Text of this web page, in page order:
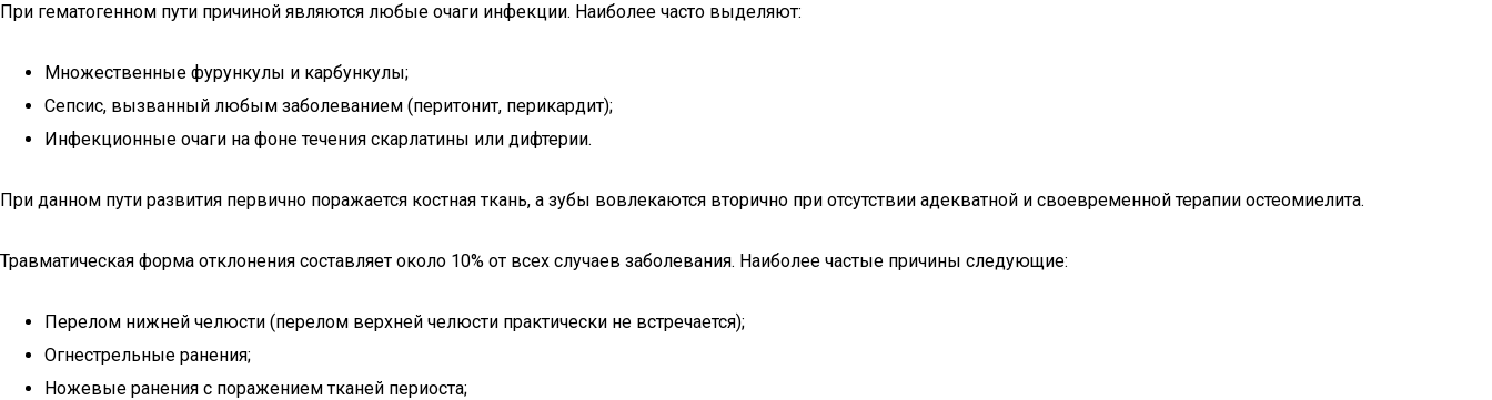
При гематогенном пути причиной являются любые очаги инфекции. Наиболее часто выделяют:
Множественные фурункулы и карбункулы;
Сепсис, вызванный любым заболеванием (перитонит, перикардит);
Инфекционные очаги на фоне течения скарлатины или дифтерии.
При данном пути развития первично поражается костная ткань, а зубы вовлекаются вторично при отсутствии адекватной и своевременной терапии остеомиелита.
Травматическая форма отклонения составляет около 10% от всех случаев заболевания. Наиболее частые причины следующие:
Перелом нижней челюсти (перелом верхней челюсти практически не встречается);
Огнестрельные ранения;
Ножевые ранения с поражением тканей периоста;